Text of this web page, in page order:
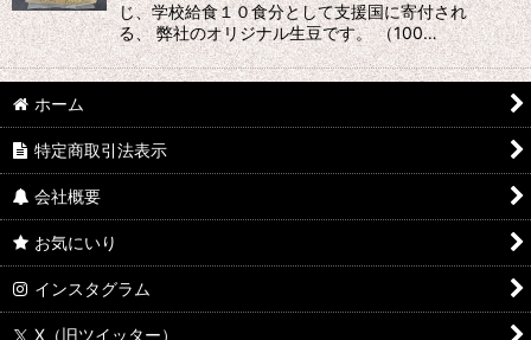
じ、学校給食１０食分として支援国に寄付され
る、 弊社のオリジナル生豆です。 （100…
ホーム
特定商取引法表示
会社概要
お気にいり
インスタグラム
X（旧ツイッター）